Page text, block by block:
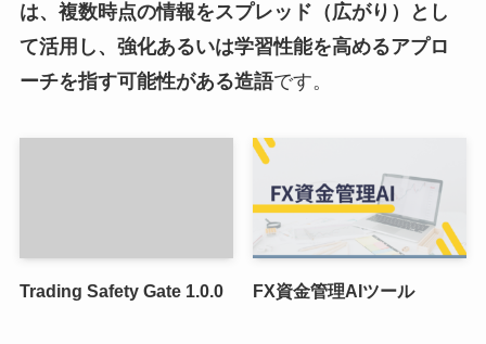
は、複数時点の情報をスプレッド（広がり）とし
て活用し、強化あるいは学習性能を高めるアプロ
ーチを指す可能性がある造語です。
Trading Safety Gate 1.0.0 FX資金管理AIツール